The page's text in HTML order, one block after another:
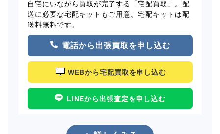
自宅にいながら買取が完了する「宅配買取」。配
送に必要な宅配キットもご用意。宅配キットは配
送料無料です。
電話から出張買取を申し込む
WEBから宅配買取を申し込む
LINEから出張査定を申し込む